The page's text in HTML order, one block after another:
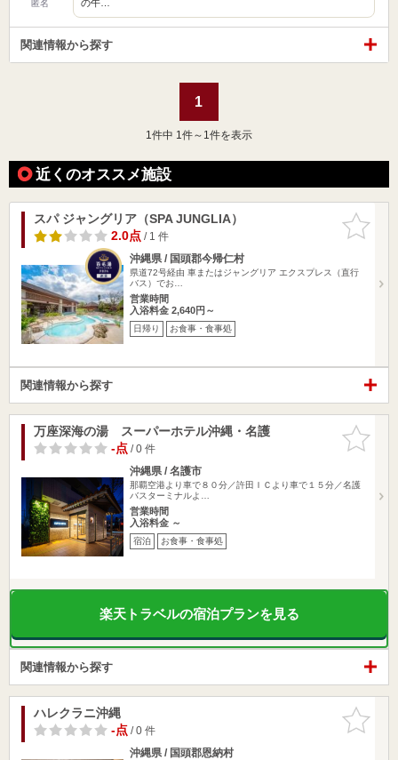
匿名
の午…
関連情報から探す
1
1 件中 1件～1件を表示
近くのオススメ施設
お気に入
りに追加
スパ ジャングリア（SPA JUNGLIA）
2.0点/ 1 件
沖縄県 / 国頭郡今帰仁村
県道72号経由 車またはジャングリア エクスプレス（直行
バス）でお…
営業時間
入浴料金 2,640円～
日帰り お食事・食事処
関連情報から探す
お気に入
りに追加
万座深海の湯 スーパーホテル沖縄・名護
-点/ 0 件
沖縄県 / 名護市
那覇空港より車で８０分／許田ＩＣより車で１５分／名護
バスターミナルよ…
営業時間
入浴料金 ～
宿泊 お食事・食事処
楽天トラベルの宿泊プランを見る
関連情報から探す
お気に入
りに追加
ハレクラニ沖縄
-点/ 0 件
沖縄県 / 国頭郡恩納村